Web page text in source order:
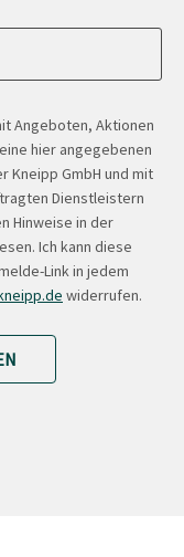
Angeboten, Aktionen
hier angegebenen
Kneipp GmbH und mit
Dienstleistern
Hinweise in der
Ich kann diese
Link in jedem
widerrufen.